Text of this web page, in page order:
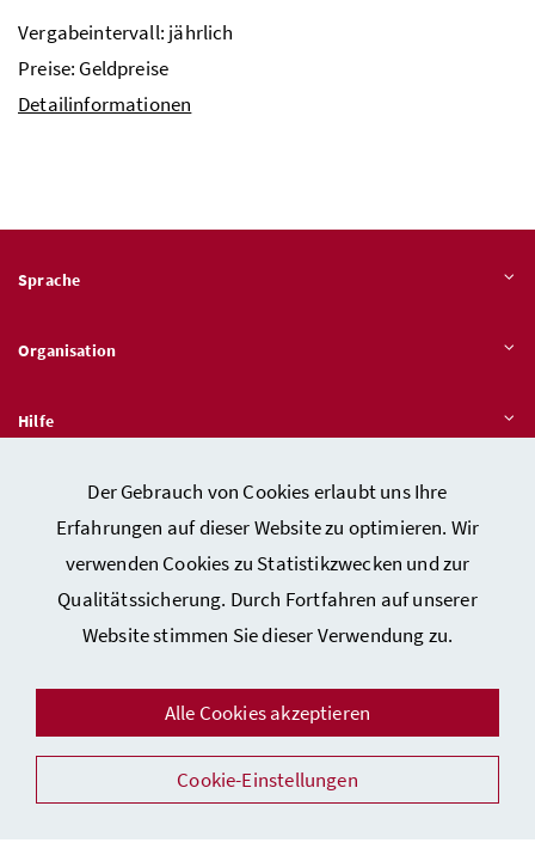
Der Gebrauch von Cookies erlaubt uns Ihre
Erfahrungen auf dieser Website zu optimieren. Wir
verwenden Cookies zu Statistikzwecken und zur
Qualitätssicherung. Durch Fortfahren auf unserer
Website stimmen Sie dieser Verwendung zu.
Alle Cookies akzeptieren
Cookie-Einstellungen
Vergabeintervall: jährlich
Preise: Geldpreise
Detailinformationen
Sprache
Organisation
Hilfe
Quicklinks
Datenschutz
Sicherheit